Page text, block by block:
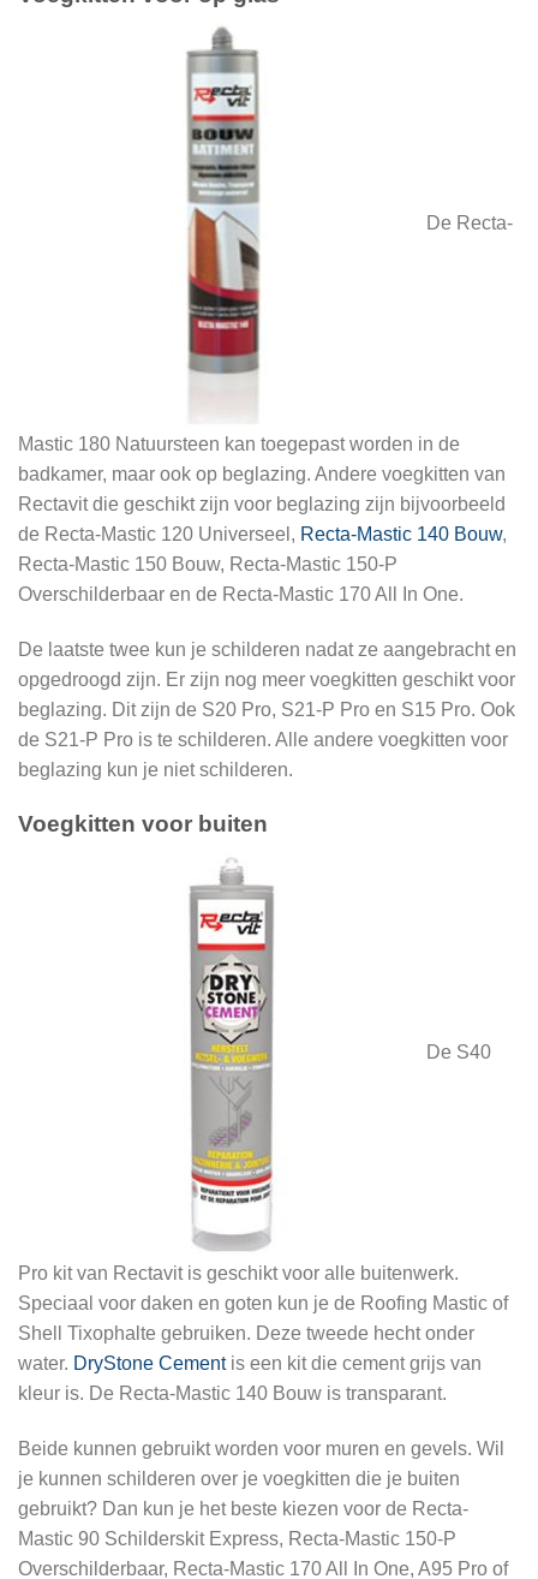
De Recta-
Mastic 180 Natuursteen kan toegepast worden in de
badkamer, maar ook op beglazing. Andere voegkitten van
Rectavit die geschikt zijn voor beglazing zijn bijvoorbeeld
de Recta-Mastic 120 Universeel, Recta-Mastic 140 Bouw,
Recta-Mastic 150 Bouw, Recta-Mastic 150-P
Overschilderbaar en de Recta-Mastic 170 All In One.
De laatste twee kun je schilderen nadat ze aangebracht en
opgedroogd zijn. Er zijn nog meer voegkitten geschikt voor
beglazing. Dit zijn de S20 Pro, S21-P Pro en S15 Pro. Ook
de S21-P Pro is te schilderen. Alle andere voegkitten voor
beglazing kun je niet schilderen.
Voegkitten voor buiten
De S40
Pro kit van Rectavit is geschikt voor alle buitenwerk.
Speciaal voor daken en goten kun je de Roofing Mastic of
Shell Tixophalte gebruiken. Deze tweede hecht onder
water. DryStone Cementis een kit die cement grijs van
kleur is. De Recta-Mastic 140 Bouw is transparant.
Beide kunnen gebruikt worden voor muren en gevels. Wil
je kunnen schilderen over je voegkitten die je buiten
gebruikt? Dan kun je het beste kiezen voor de Recta-
Mastic 90 Schilderskit Express, Recta-Mastic 150-P
Overschilderbaar, Recta-Mastic 170 All In One, A95 Pro of